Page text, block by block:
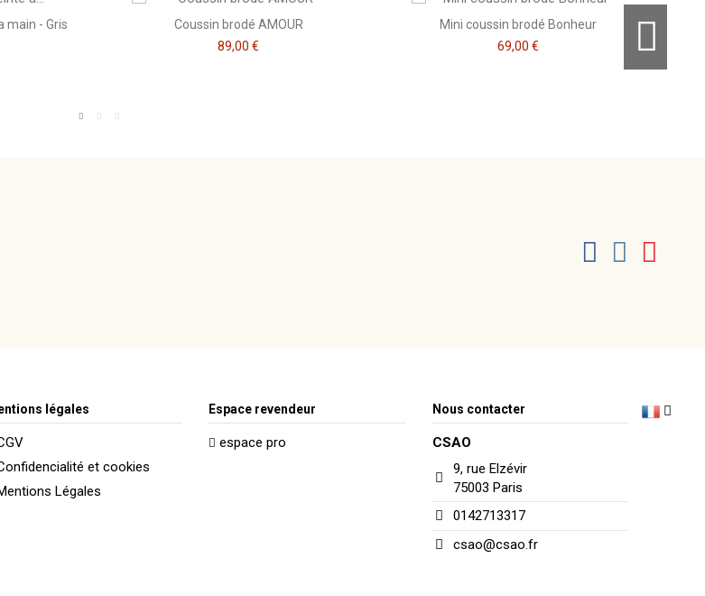
main - Gris
Coussin brodé AMOUR
89,00 €
Mini coussin brodé Bonheur
69,00 €
légales
et cookies
Légales
Espace revendeur
espace pro
Nous contacter
CSAO
9, rue Elzévir
75003 Paris
0142713317
csao@csao.fr